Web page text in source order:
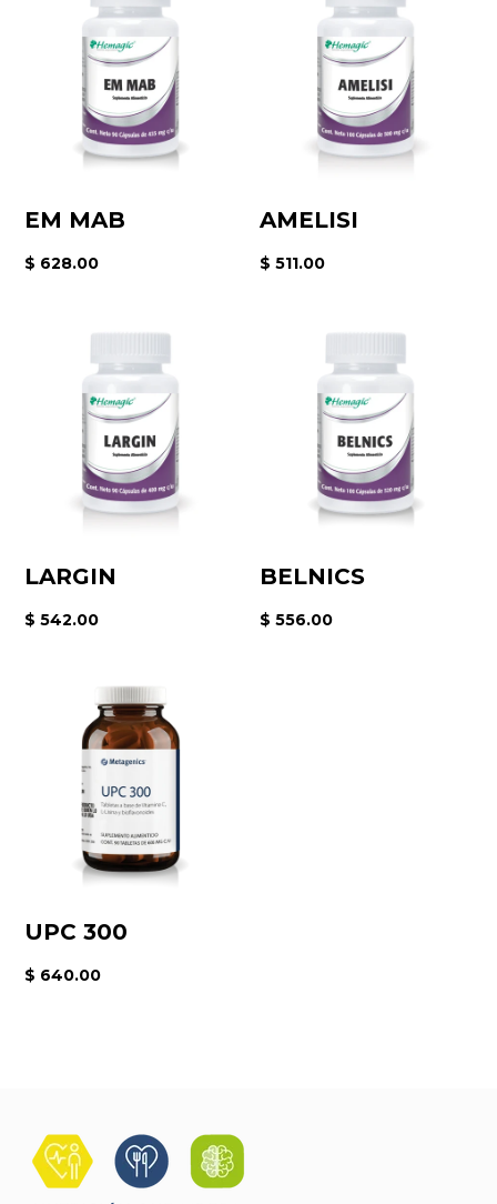
EM MAB
$ 628.00
AMELISI
$ 511.00
LARGIN
$ 542.00
BELNICS
$ 556.00
UPC 300
$ 640.00